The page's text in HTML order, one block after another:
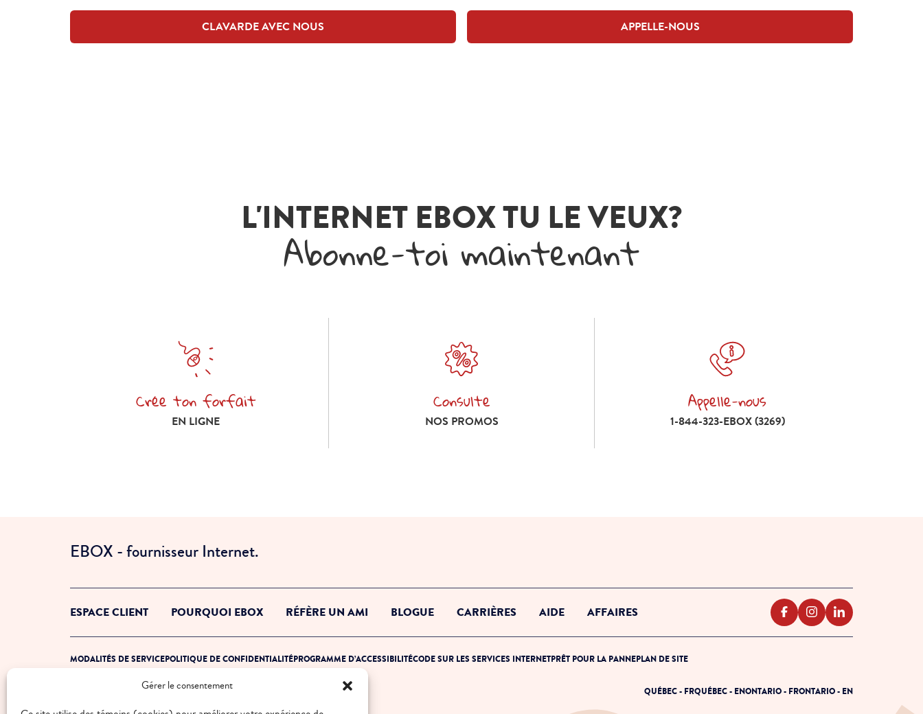
Gérer le consentement
CLAVARDE AVEC NOUS APPELLE-NOUS
L'INTERNET EBOX TU LE VEUX?
Abonne-toi maintenant
Crée ton forfait
Crée ton forfait en ligne
EN LIGNE
Consulte
Consulte nos promos
NOS PROMOS
Appelle-nous
Appelle-nous 1-844-323-EBOX (3269)
1-844-323-EBOX (3269)
EBOX - fournisseur Internet.
ESPACE CLIENT POURQUOI EBOX RÉFÈRE UN AMI BLOGUE CARRIÈRES AIDE AFFAIRES
MODALITÉS DE SERVICEPOLITIQUE DE CONFIDENTIALITÉPROGRAMME D’ACCESSIBILITÉCODE SUR LES SERVICES INTERNETPRÊT POUR LA PANNEPLAN DE SITE
© 2026 EBOX. Tous droits réservés. QUÉBEC - FRQUÉBEC - ENONTARIO - FRONTARIO - EN